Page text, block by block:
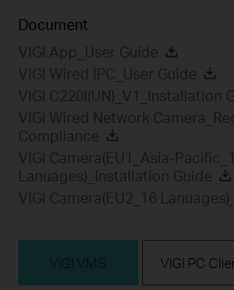
Document
VIGI App_User Guide
VIGI Wired IPC_User Guide
VIGI C220I(UN)_V1_Installation
VIGI Wired Network
Compliance
VIGI Camera(EU1_Asia-
Lanuages)_Installation Guide
VIGI Camera(EU2_16
VIGI VMS VIGI PC